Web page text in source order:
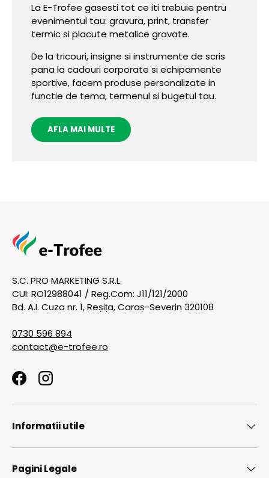
La E-Trofee gasesti tot ce iti trebuie pentru
evenimentul tau: gravura, print, transfer
termic si placute metalice gravate.
De la tricouri, insigne si instrumente de scris
pana la cadouri corporate si echipamente
sportive, facem produse personalizate in
functie de tema, termenul si bugetul tau.
AFLA MAI MULTE
S.C. PRO MARKETING S.R.L.
CUI: RO12988041 / Reg.Com: J11/121/2000
Bd. A.I. Cuza nr. 1, Reșița, Caraș-Severin 320108
0730 596 894
contact@e-trofee.ro
FacebookInstagram
Informatii utile
Pagini Legale